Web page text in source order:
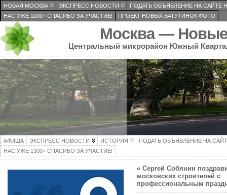
НОВАЯ МОСКВА ЭКСПРЕСС НОВОСТИ
ПОДАТЬ ОБЪЯВЛЕНИЕ НА САЙТЕ
НАС УЖЕ 1000+ СПАСИБО ЗА УЧАСТИЕ!
ПРОЕКТ НОВЫХ ВАТУТИНОК ФОТО
Москва — Новые
Центральный микрорайон Южный
АФИША ЭКСПРЕСС НОВОСТИ ИСТОРИЯ
ПОДАТЬ ОБЪЯВЛЕНИЕ НА
НАС УЖЕ 1300+ СПАСИБО ЗА УЧАСТИЕ!
« Сергей Собянин
московских строителей с
профессиональным